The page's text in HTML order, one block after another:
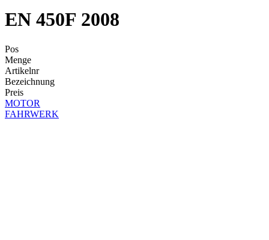
EN 450F 2008
Pos
Menge
Artikelnr
Bezeichnung
Preis
MOTOR
FAHRWERK